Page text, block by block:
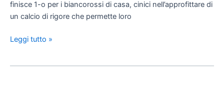
finisce 1-o per i biancorossi di casa, cinici nell’approfittare di
un calcio di rigore che permette loro
Leggi tutto »